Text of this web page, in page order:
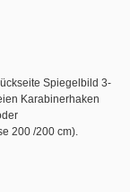
Spiegelbild 3-
Karabinerhaken
200 /200 cm).